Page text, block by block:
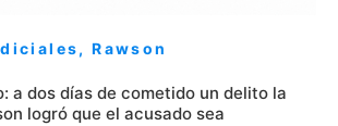
,Rawson
a dos días de cometido un delito la
logró que el acusado sea